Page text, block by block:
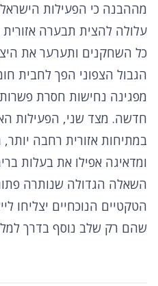
מההבנה כי הפעילות
עלולה להצית תבערה
כל השחקנים ותערער את
הגבול הצפוני הפך לחבית
מפגינה נחישות חסרת פשרות
חדשה. מצד שני, הפעילות
במתיחות אזורית רחבה
ומדאיגה אפילו את בעלות
השאלה הגדולה שנותרה
הטקטיים הנוכחיים יצליחו
שהם רק שלב נוסף בדרך